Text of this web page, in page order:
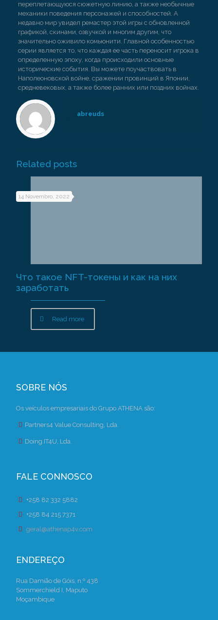
переплетающуюся сюжетную линию, а также необычные
механики поведения персонажей и способностей. А
недавно мир увидел ремастер этой игры с обновленной
графикой, скинами, озвучкой и многим другим, что
значительно оживило комьюнити. Главной особенностью
серии является то, что каждая ее часть переносит игрока в
определенную эпоху, когда происходили основные
исторические события. Вы можете поучаствовать в
Наполеоновской войне, сражении провинций в Японии,
средневековых, а также более ранних или поздних войнах.
abreuds
Related posts
14 Novembro, 2022
Что такое NFT-токены и как на них
заработать
Read more
SOBRE NÓS
Os veículos empresariais do Grupo ATHENA são:
Partners4 Value Consulting, Lda.
Doing.IT4U, Lda.
FALE CONNOSCO
+258 82 332 5882
+258 84 215 7371
geral@athenap4v.com
ENDEREÇO
Rua Damião de Góis, n.º 438
Sommerchield I, Maputo
Moçambique